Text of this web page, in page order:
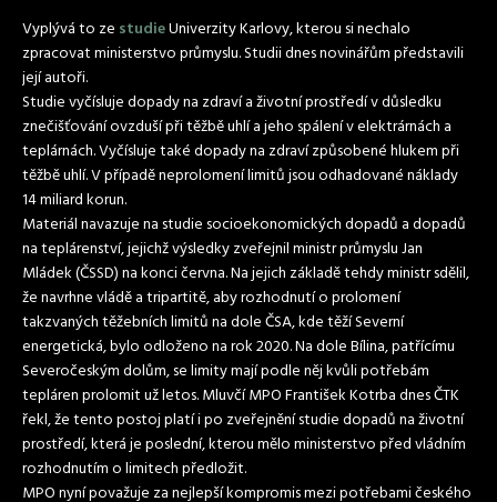
Vyplývá to ze studieUniverzity Karlovy, kterou si nechalo
zpracovat ministerstvo průmyslu. Studii dnes novinářům představili
její autoři.
Studie vyčísluje dopady na zdraví a životní prostředí v důsledku
znečišťování ovzduší při těžbě uhlí a jeho spálení v elektrárnách a
teplárnách. Vyčísluje také dopady na zdraví způsobené hlukem při
těžbě uhlí. V případě neprolomení limitů jsou odhadované náklady
14 miliard korun.
Materiál navazuje na studie socioekonomických dopadů a dopadů
na teplárenství, jejichž výsledky zveřejnil ministr průmyslu Jan
Mládek (ČSSD) na konci června. Na jejich základě tehdy ministr sdělil,
že navrhne vládě a tripartitě, aby rozhodnutí o prolomení
takzvaných těžebních limitů na dole ČSA, kde těží Severní
energetická, bylo odloženo na rok 2020. Na dole Bílina, patřícímu
Severočeským dolům, se limity mají podle něj kvůli potřebám
tepláren prolomit už letos. Mluvčí MPO František Kotrba dnes ČTK
řekl, že tento postoj platí i po zveřejnění studie dopadů na životní
prostředí, která je poslední, kterou mělo ministerstvo před vládním
rozhodnutím o limitech předložit.
MPO nyní považuje za nejlepší kompromis mezi potřebami českého